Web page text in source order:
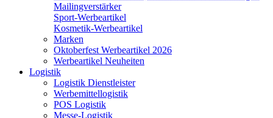
Mailingverstärker
Sport-Werbeartikel
Kosmetik-Werbeartikel
Marken
Oktoberfest Werbeartikel 2026
Werbeartikel Neuheiten
Logistik
Logistik Dienstleister
Werbemittellogistik
POS Logistik
Messe-Logistik